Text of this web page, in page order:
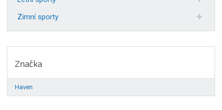
Zimní sporty
Značka
Haven